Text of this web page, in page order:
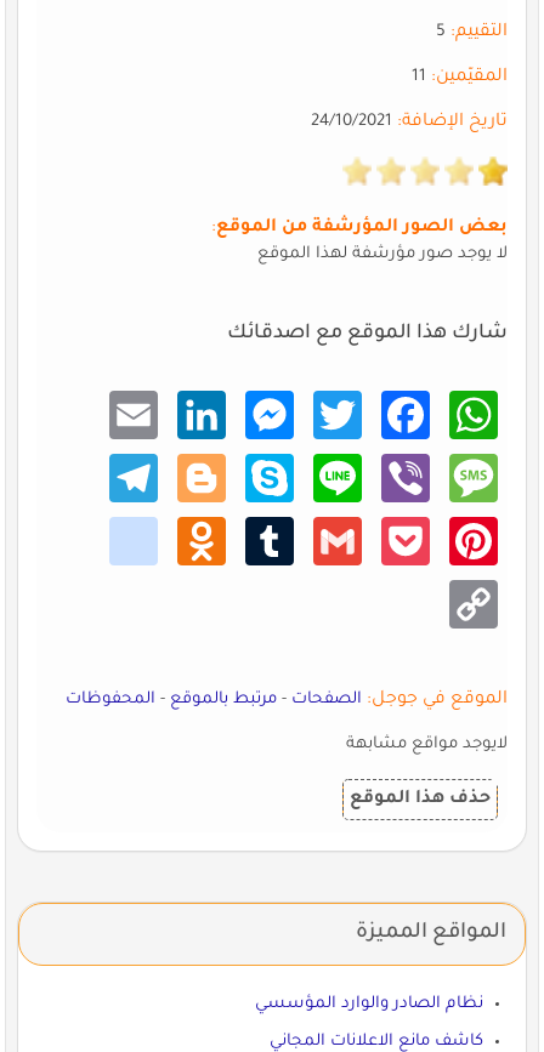
التقييم:5
المقيّمين:11
تاريخ الإضافة:24/10/2021
بعض الصور المؤرشفة من الموقع:
لا يوجد صور مؤرشفة لهذا الموقع
شارك هذا الموقع مع اصدقائك
What
sApp
Faceb
ook
Twitt
er
Mess
enger
Linke
dIn
Email
Mess
age
Viber
Line
Skype
Blogg
er
Teleg
ram
Pinte
rest
Pocke
Gmail
Tumb
Odno
klass
niki
Copy
Link
الموقع في جوجل: الصفحات-مرتبط بالموقع-المحفوظات
لايوجد مواقع مشابهة
حذف هذا الموقع
المواقع المميزة
نظام الصادر والوارد المؤسسي
كاشف مانع الاعلانات المجاني